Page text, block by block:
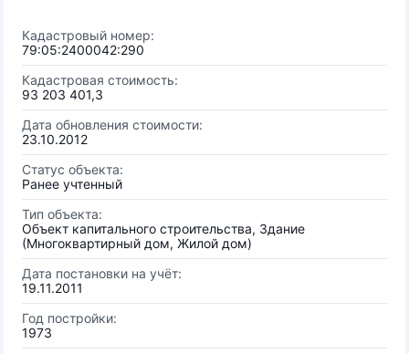
Кадастровый номер:
79:05:2400042:290
Кадастровая стоимость:
93 203 401,3
Дата обновления стоимости:
23.10.2012
Статус объекта:
Ранее учтенный
Тип объекта:
Объект капитального строительства, Здание
(Многоквартирный дом, Жилой дом)
Дата постановки на учёт:
19.11.2011
Год постройки:
1973